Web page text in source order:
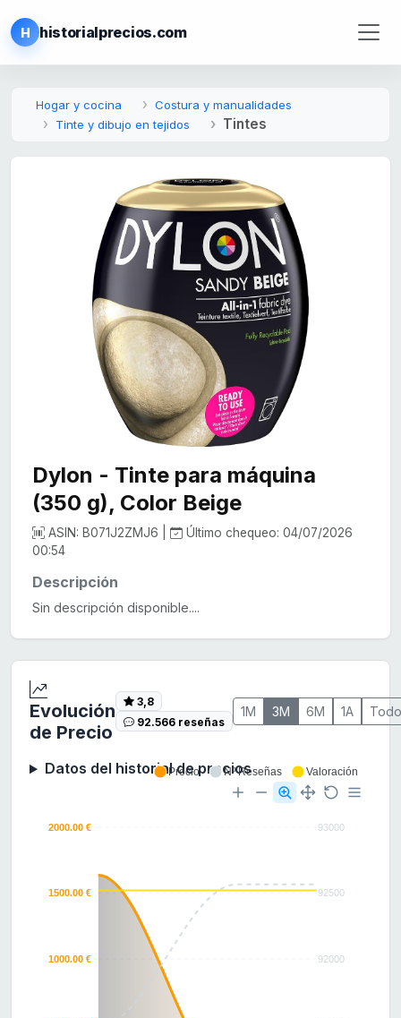
H historialprecios.com
Hogar y cocina
Costura y manualidades
Tinte y dibujo en tejidos
Tintes
Dylon - Tinte para máquina
(350 g), Color Beige
ASIN: B071J2ZMJ6 |
Último chequeo: 04/07/2026
00:54
Descripción
Sin descripción disponible....
Evolución
de Precio
3,8
92.566 reseñas
1M 3M 6M 1A Todo
Datos del historial de precios
93000
92500
92000
2000.00 €
1500.00 €
1000.00 €
Precio Nº Reseñas Valoración